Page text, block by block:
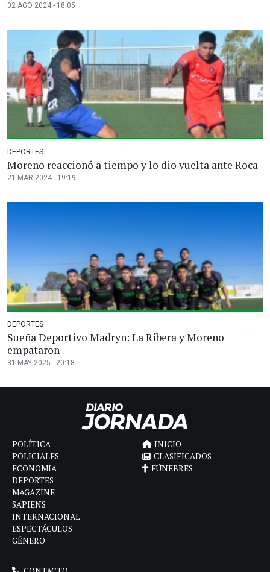
02 AGO 2024 - 18:05
DEPORTES
Moreno reaccionó a tiempo y lo dio vuelta ante Roca
21 MAR 2024 - 19:19
DEPORTES
Sueña Deportivo Madryn: La Ribera y Moreno
empataron
31 MAY 2025 - 20:18
POLÍTICA
POLICIALES
ECONOMIA
DEPORTES
MAGAZINE
SAPIENS
INTERNACIONAL
ESPECTÁCULOS
GÉNERO
INICIO
CLASIFICADOS
FÚNEBRES